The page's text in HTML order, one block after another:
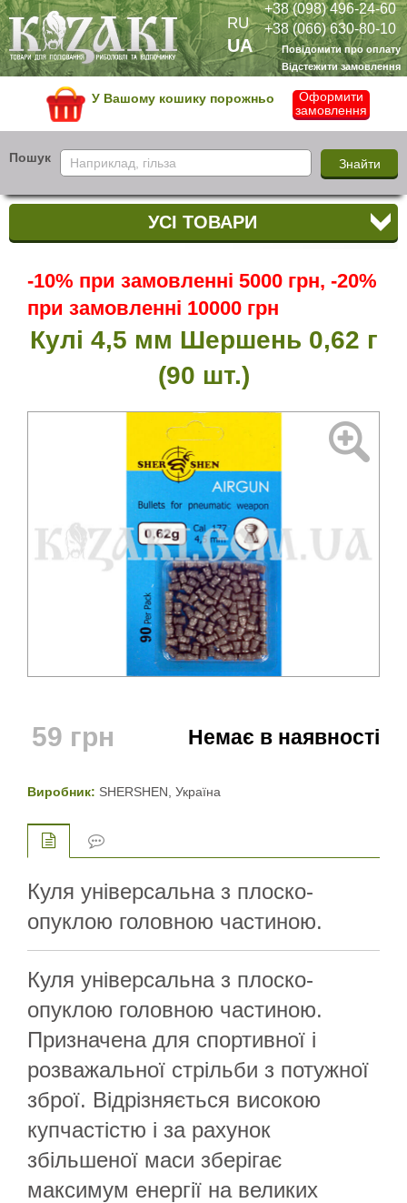
+38 (098) 496-24-60
+38 (066) 630-80-10
Повідомити про оплату
Відстежити замовлення
RU
UA
У Вашому кошику порожньо
Оформити
замовлення
Пошук
УСІ ТОВАРИ
-10% при замовленні 5000 грн, -20%
при замовленні 10000 грн
Кулі 4,5 мм Шершень 0,62 г
(90 шт.)
59 грн Немає в наявності
Виробник: SHERSHEN, Україна
Куля універсальна з плоско-
опуклою головною частиною.
Куля універсальна з плоско-
опуклою головною частиною.
Призначена для спортивної і
розважальної стрільби з потужної
зброї. Відрізняється високою
купчастістю і за рахунок
збільшеної маси зберігає
максимум енергії на великих